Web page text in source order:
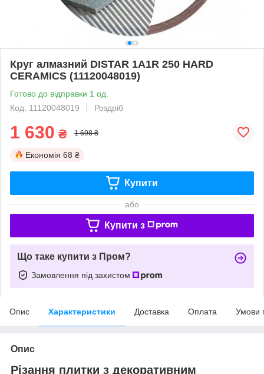
Круг алмазний DISTAR 1A1R 250 HARD
CERAMICS (11120048019)
Готово до відправки 1 од.
Код: 11120048019
Роздріб
1 630 ₴ 1 698 ₴
Економія 68 ₴
Купити
або
Купити з
Що таке купити з Пром?
Замовлення під захистом
Опис Характеристики Доставка Оплата Умови
Опис
Різання плитки з декоративним